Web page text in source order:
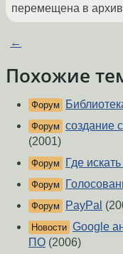
перемещена в
←
Похожие
Форум
Форум создание
(2001)
Форум Где
Форум
Форум PayPal
Новости Google
ПО (2006)